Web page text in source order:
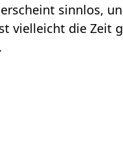
sinnlos,
vielleicht die Zeit